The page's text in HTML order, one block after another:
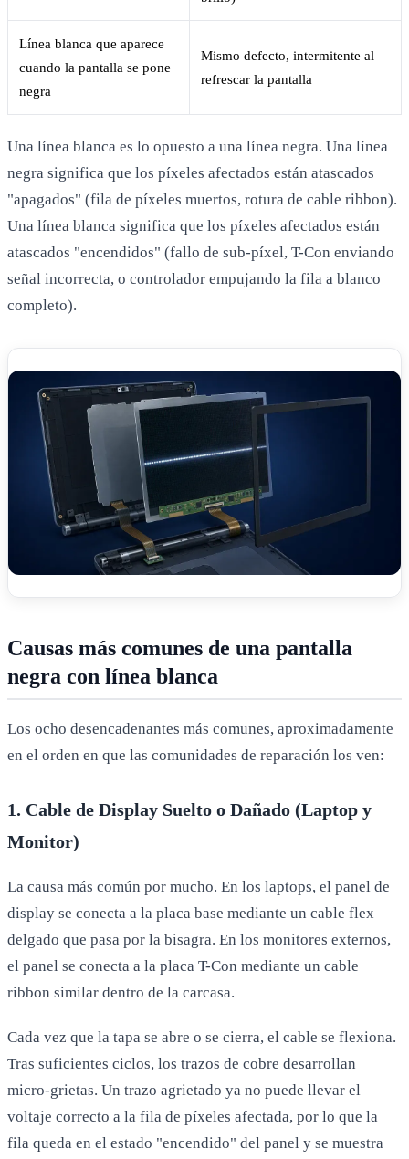
Línea blanca que aparece
cuando la pantalla se pone
negra
Mismo defecto, intermitente al
refrescar la pantalla
Una línea blanca es lo opuesto a una línea negra. Una línea
negra significa que los píxeles afectados están atascados
"apagados" (fila de píxeles muertos, rotura de cable ribbon).
Una línea blanca significa que los píxeles afectados están
atascados "encendidos" (fallo de sub-píxel, T-Con enviando
señal incorrecta, o controlador empujando la fila a blanco
completo).
Causas más comunes de una pantalla
negra con línea blanca
Los ocho desencadenantes más comunes, aproximadamente
en el orden en que las comunidades de reparación los ven:
1. Cable de Display Suelto o Dañado (Laptop y
Monitor)
La causa más común por mucho. En los laptops, el panel de
display se conecta a la placa base mediante un cable flex
delgado que pasa por la bisagra. En los monitores externos,
el panel se conecta a la placa T-Con mediante un cable
ribbon similar dentro de la carcasa.
Cada vez que la tapa se abre o se cierra, el cable se flexiona.
Tras suficientes ciclos, los trazos de cobre desarrollan
micro-grietas. Un trazo agrietado ya no puede llevar el
voltaje correcto a la fila de píxeles afectada, por lo que la
fila queda en el estado "encendido" del panel y se muestra